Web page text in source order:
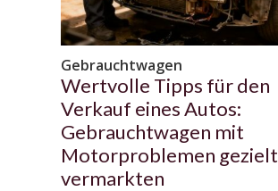
Gebrauchtwagen
Wertvolle Tipps für den
Verkauf eines Autos:
Gebrauchtwagen mit
Motorproblemen gezielt
vermarkten